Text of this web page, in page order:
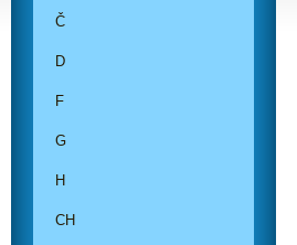
Č
D
F
G
H
CH